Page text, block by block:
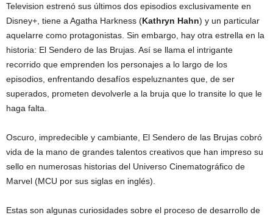
Television estrenó sus últimos dos episodios exclusivamente en
Disney+, tiene a Agatha Harkness (Kathryn Hahn) y un particular
aquelarre como protagonistas. Sin embargo, hay otra estrella en la
historia: El Sendero de las Brujas. Así se llama el intrigante
recorrido que emprenden los personajes a lo largo de los
episodios, enfrentando desafíos espeluznantes que, de ser
superados, prometen devolverle a la bruja que lo transite lo que le
haga falta.
Oscuro, impredecible y cambiante, El Sendero de las Brujas cobró
vida de la mano de grandes talentos creativos que han impreso su
sello en numerosas historias del Universo Cinematográfico de
Marvel (MCU por sus siglas en inglés).
Estas son algunas curiosidades sobre el proceso de desarrollo de